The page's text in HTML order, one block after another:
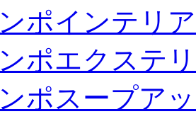
ポインテリア
ポエクステ
ポスープア